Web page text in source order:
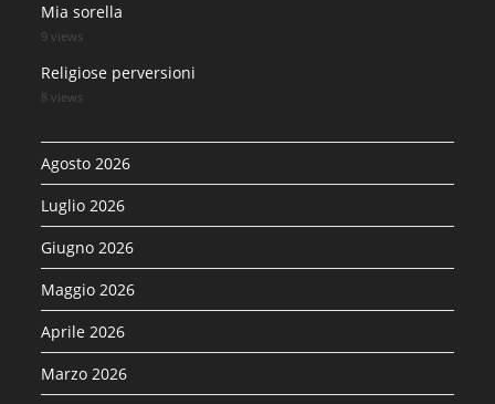
Mia sorella
9 views
Religiose perversioni
8 views
Agosto 2026
Luglio 2026
Giugno 2026
Maggio 2026
Aprile 2026
Marzo 2026